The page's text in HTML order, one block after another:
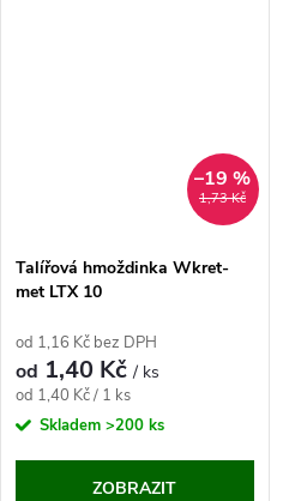
1,73 Kč
–19 %
Talířová hmoždinka Wkret-
met LTX 10
od 1,16 Kč bez DPH
od 1,40 Kč/ ks
Měrná
cena:
od 1,40 Kč / 1 ks
Skladem >200 ks
ZOBRAZIT